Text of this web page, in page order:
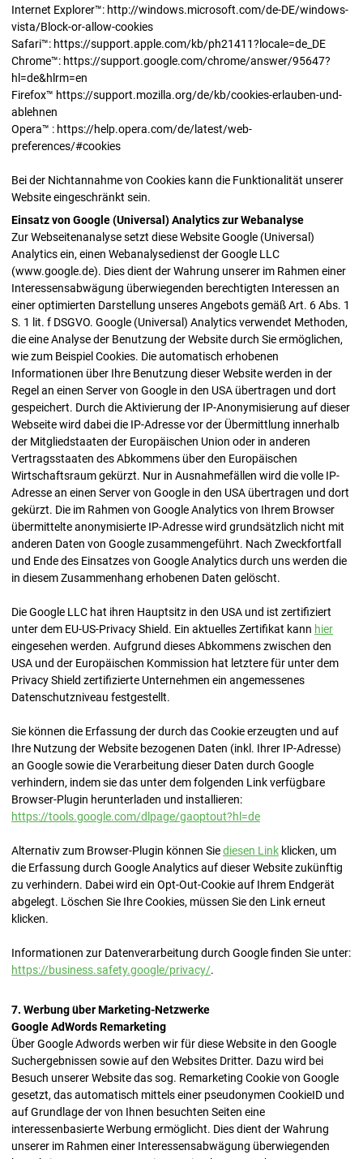
Internet Explorer™: http://windows.microsoft.com/de-DE/windows-
vista/Block-or-allow-cookies
Safari™: https://support.apple.com/kb/ph21411?locale=de_DE
Chrome™: https://support.google.com/chrome/answer/95647?
hl=de&hlrm=en
Firefox™ https://support.mozilla.org/de/kb/cookies-erlauben-und-
ablehnen
Opera™ : https://help.opera.com/de/latest/web-
preferences/#cookies
Bei der Nichtannahme von Cookies kann die Funktionalität unserer
Website eingeschränkt sein.
Einsatz von Google (Universal) Analytics zur Webanalyse
Zur Webseitenanalyse setzt diese Website Google (Universal)
Analytics ein, einen Webanalysedienst der Google LLC
(www.google.de). Dies dient der Wahrung unserer im Rahmen einer
Interessensabwägung überwiegenden berechtigten Interessen an
einer optimierten Darstellung unseres Angebots gemäß Art. 6 Abs. 1
S. 1 lit. f DSGVO. Google (Universal) Analytics verwendet Methoden,
die eine Analyse der Benutzung der Website durch Sie ermöglichen,
wie zum Beispiel Cookies. Die automatisch erhobenen
Informationen über Ihre Benutzung dieser Website werden in der
Regel an einen Server von Google in den USA übertragen und dort
gespeichert. Durch die Aktivierung der IP-Anonymisierung auf dieser
Webseite wird dabei die IP-Adresse vor der Übermittlung innerhalb
der Mitgliedstaaten der Europäischen Union oder in anderen
Vertragsstaaten des Abkommens über den Europäischen
Wirtschaftsraum gekürzt. Nur in Ausnahmefällen wird die volle IP-
Adresse an einen Server von Google in den USA übertragen und dort
gekürzt. Die im Rahmen von Google Analytics von Ihrem Browser
übermittelte anonymisierte IP-Adresse wird grundsätzlich nicht mit
anderen Daten von Google zusammengeführt. Nach Zweckfortfall
und Ende des Einsatzes von Google Analytics durch uns werden die
in diesem Zusammenhang erhobenen Daten gelöscht.
Die Google LLC hat ihren Hauptsitz in den USA und ist zertifiziert
unter dem EU-US-Privacy Shield. Ein aktuelles Zertifikat kann hier
eingesehen werden. Aufgrund dieses Abkommens zwischen den
USA und der Europäischen Kommission hat letztere für unter dem
Privacy Shield zertifizierte Unternehmen ein angemessenes
Datenschutzniveau festgestellt.
Sie können die Erfassung der durch das Cookie erzeugten und auf
Ihre Nutzung der Website bezogenen Daten (inkl. Ihrer IP-Adresse)
an Google sowie die Verarbeitung dieser Daten durch Google
verhindern, indem sie das unter dem folgenden Link verfügbare
Browser-Plugin herunterladen und installieren:
https://tools.google.com/dlpage/gaoptout?hl=de
Alternativ zum Browser-Plugin können Siediesen Link klicken, um
die Erfassung durch Google Analytics auf dieser Website zukünftig
zu verhindern. Dabei wird ein Opt-Out-Cookie auf Ihrem Endgerät
abgelegt. Löschen Sie Ihre Cookies, müssen Sie den Link erneut
klicken.
Informationen zur Datenverarbeitung durch Google finden Sie unter:
https://business.safety.google/privacy/.
7. Werbung über Marketing-Netzwerke
Google AdWords Remarketing
Über Google Adwords werben wir für diese Website in den Google
Suchergebnissen sowie auf den Websites Dritter. Dazu wird bei
Besuch unserer Website das sog. Remarketing Cookie von Google
gesetzt, das automatisch mittels einer pseudonymen CookieID und
auf Grundlage der von Ihnen besuchten Seiten eine
interessenbasierte Werbung ermöglicht. Dies dient der Wahrung
unserer im Rahmen einer Interessensabwägung überwiegenden